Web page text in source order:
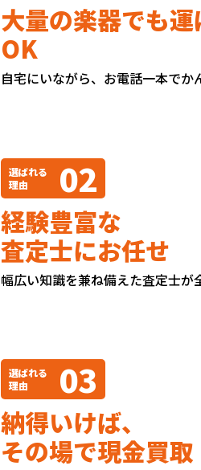
大量の楽器でも運
OK
自宅にいながら、お電話一本でか
選ばれる
理由
02
経験豊富な
査定士にお任せ
幅広い知識を兼ね備えた査定士が
選ばれる
理由
03
納得いけば、
その場で現金買取